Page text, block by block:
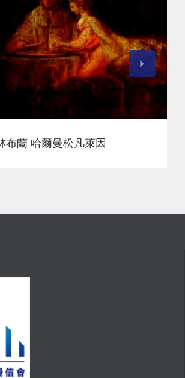
布蘭 哈爾曼松凡萊因
查看